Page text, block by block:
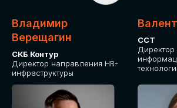
Владимир
Верещагин
СКБ Контур
Директор направления HR-
инфраструктуры
ССТ
Директор